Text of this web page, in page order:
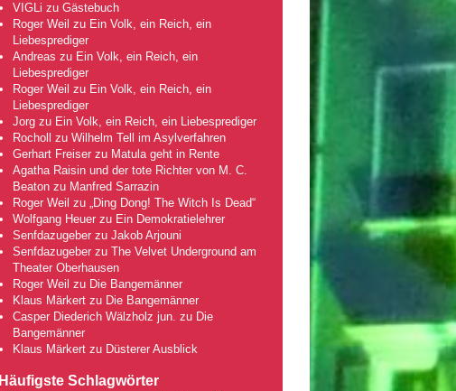
VIGLi zu Gästebuch
Roger Weil zu Ein Volk, ein Reich, ein
Liebesprediger
Andreas zu Ein Volk, ein Reich, ein
Liebesprediger
Roger Weil zu Ein Volk, ein Reich, ein
Liebesprediger
Jorgzu Ein Volk, ein Reich, ein Liebesprediger
Rocholl
zu Wilhelm Tell im Asylverfahren
Gerhart Freiserzu Matula geht in Rente
Agatha Raisin und der tote Richter von M. C.
Beatonzu Manfred Sarrazin
Roger Weil zu „Ding Dong! The Witch Is Dead“
Wolfgang Heuerzu Ein Demokratielehrer
Senfdazugeberzu Jakob Arjouni
Senfdazugeberzu The Velvet Underground am
Theater Oberhausen
Roger Weil zu Die Bangemänner
Klaus Märkertzu Die Bangemänner
Casper Diederich Wälzholz jun. zu Die
Bangemänner
Klaus Märkertzu Düsterer Ausblick
Häufigste Schlagwörter